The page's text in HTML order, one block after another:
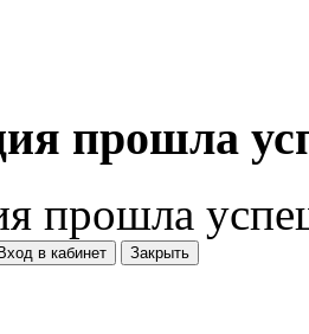
прошла
прошла
в кабинет
Закрыть